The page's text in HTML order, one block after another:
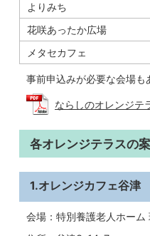
よりみち
花咲あったか広場
メタセカフェ
事前申込みが必要な会場も
ならしのオレンジテ
各オレンジテラスの
1.オレンジカフェ谷津
会場：特別養護老人ホーム